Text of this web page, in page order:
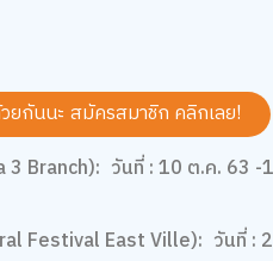
ยกันนะ สมัครสมาชิก คลิกเลย!
3 Branch): วันที่ : 10 ต.ค. 63 -
Festival East Ville): วันที่ :